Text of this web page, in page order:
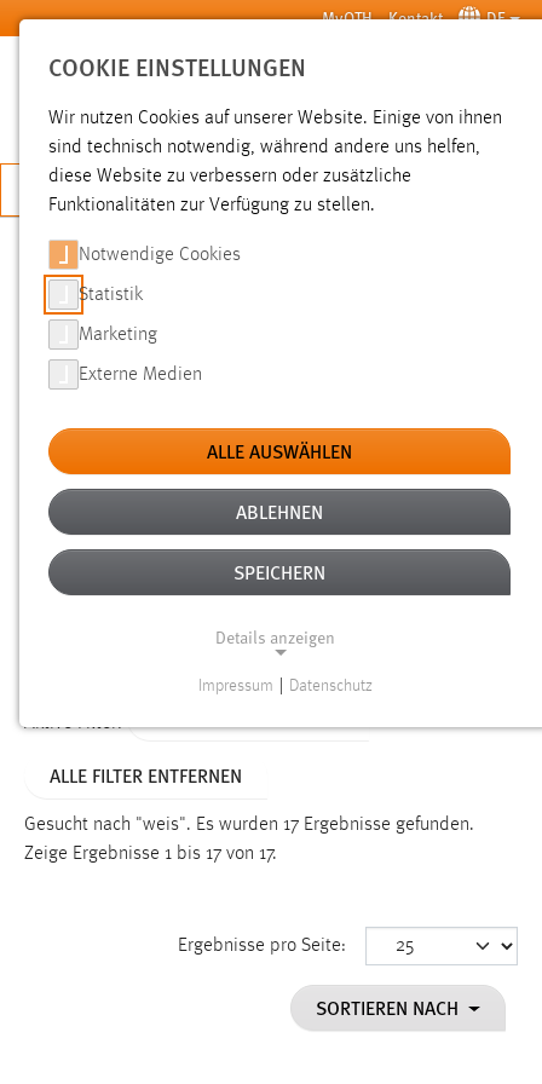
Zum Hauptinhalt springen MyOTH Kontakt DE
SUCHE
JETZT BEWERBEN
SUCHE
FILTER
Typ
Erstellungsdatum
Alter
Aktive Filter:
ALLE FILTER ENTFERNEN
Gesucht nach "weis". Es wurden 17 Ergebnisse gefunden.
Zeige Ergebnisse 1 bis 17 von 17.
Ergebnisse pro Seite:
SORTIEREN NACH
COOKIE EINSTELLUNGEN
Wir nutzen Cookies auf unserer Website. Einige von ihnen
sind technisch notwendig, während andere uns helfen,
diese Website zu verbessern oder zusätzliche
Funktionalitäten zur Verfügung zu stellen.
Notwendige Cookies
Statistik
Marketing
Externe Medien
ALLE AUSWÄHLEN
ABLEHNEN
SPEICHERN
Details anzeigen
Funktionen und sind für die einwandfreie Funktion der
Einverständnis
cookie_consent
Dieser Cookie speichert die ausgewählten Einverständnis-
Impressum Datenschutz